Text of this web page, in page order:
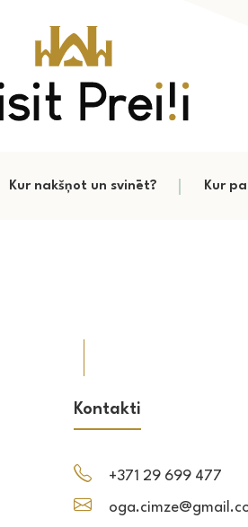
Kur nakšņot un svinēt? Kur
Kontakti
+371 29 699 477